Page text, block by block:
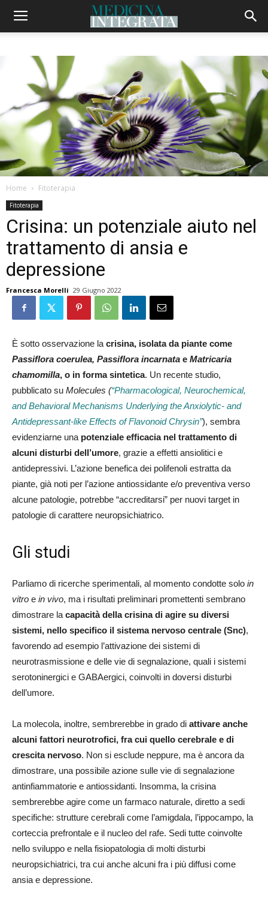
Home Fitoterapia
Fitoterapia
Crisina: un potenziale aiuto nel
trattamento di ansia e
depressione
Francesca Morelli 29 Giugno 2022
È sotto osservazione la crisina, isolata da piante come
Passiflora coerulea, Passiflora incarnata e Matricaria
chamomilla, o in forma sintetica. Un recente studio,
pubblicato su Molecules (“Pharmacological, Neurochemical,
and Behavioral Mechanisms Underlying the Anxiolytic- and
Antidepressant-like Effects of Flavonoid Chrysin”), sembra
evidenziarne una potenziale efficacia nel trattamento di
alcuni disturbi dell’umore, grazie a effetti ansiolitici e
antidepressivi. L’azione benefica dei polifenoli estratta da
piante, già noti per l’azione antiossidante e/o preventiva verso
alcune patologie, potrebbe “accreditarsi” per nuovi target in
patologie di carattere neuropsichiatrico.
Gli studi
Parliamo di ricerche sperimentali, al momento condotte solo in
vitro e in vivo, ma i risultati preliminari promettenti sembrano
dimostrare la capacità della crisina di agire su diversi
sistemi, nello specifico il sistema nervoso centrale (Snc),
favorendo ad esempio l’attivazione dei sistemi di
neurotrasmissione e delle vie di segnalazione, quali i sistemi
serotoninergici e GABAergici, coinvolti in doversi disturbi
dell’umore.
La molecola, inoltre, sembrerebbe in grado di attivare anche
alcuni fattori neurotrofici, fra cui quello cerebrale e di
crescita nervoso. Non si esclude neppure, ma è ancora da
dimostrare, una possibile azione sulle vie di segnalazione
antinfiammatorie e antiossidanti. Insomma, la crisina
sembrerebbe agire come un farmaco naturale, diretto a sedi
specifiche: strutture cerebrali come l’amigdala, l’ippocampo, la
corteccia prefrontale e il nucleo del rafe. Sedi tutte coinvolte
nello sviluppo e nella fisiopatologia di molti disturbi
neuropsichiatrici, tra cui anche alcuni fra i più diffusi come
ansia e depressione.